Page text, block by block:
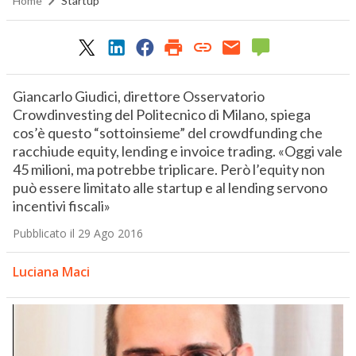
Giancarlo Giudici, direttore Osservatorio
Crowdinvesting del Politecnico di Milano, spiega
cos’è questo “sottoinsieme” del crowdfunding che
racchiude equity, lending e invoice trading. «Oggi vale
45 milioni, ma potrebbe triplicare. Però l’equity non
può essere limitato alle startup e al lending servono
incentivi fiscali»
Pubblicato il 29 Ago 2016
Luciana Maci